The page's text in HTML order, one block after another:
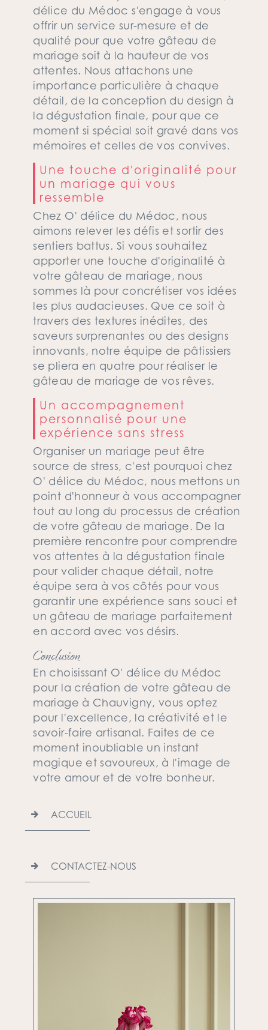
délice du Médoc s'engage à vous
offrir un service sur-mesure et de
qualité pour que votre gâteau de
mariage soit à la hauteur de vos
attentes. Nous attachons une
importance particulière à chaque
détail, de la conception du design à
la dégustation finale, pour que ce
moment si spécial soit gravé dans vos
mémoires et celles de vos convives.
Une touche d'originalité pour
un mariage qui vous
ressemble
Chez O' délice du Médoc, nous
aimons relever les défis et sortir des
sentiers battus. Si vous souhaitez
apporter une touche d'originalité à
votre gâteau de mariage, nous
sommes là pour concrétiser vos idées
les plus audacieuses. Que ce soit à
travers des textures inédites, des
saveurs surprenantes ou des designs
innovants, notre équipe de pâtissiers
se pliera en quatre pour réaliser le
gâteau de mariage de vos rêves.
Un accompagnement
personnalisé pour une
expérience sans stress
Organiser un mariage peut être
source de stress, c'est pourquoi chez
O' délice du Médoc, nous mettons un
point d'honneur à vous accompagner
tout au long du processus de création
de votre gâteau de mariage. De la
première rencontre pour comprendre
vos attentes à la dégustation finale
pour valider chaque détail, notre
équipe sera à vos côtés pour vous
garantir une expérience sans souci et
un gâteau de mariage parfaitement
en accord avec vos désirs.
Conclusion
En choisissant O' délice du Médoc
pour la création de votre gâteau de
mariage à Chauvigny, vous optez
pour l'excellence, la créativité et le
savoir-faire artisanal. Faites de ce
moment inoubliable un instant
magique et savoureux, à l'image de
votre amour et de votre bonheur.
ACCUEIL
CONTACTEZ-NOUS